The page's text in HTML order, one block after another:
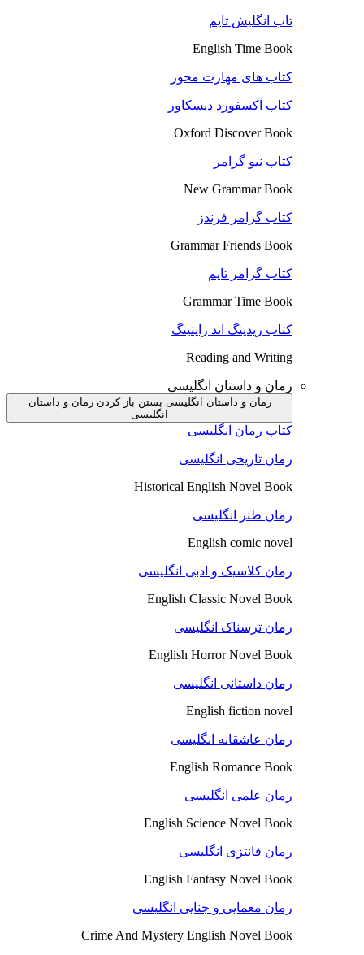
تاب انگلیش تایم
English Time Book
کتاب های مهارت محور
کتاب آکسفورد دیسکاور
Oxford Discover Book
کتاب نیو گرامر
New Grammar Book
کتاب گرامر فرندز
Grammar Friends Book
کتاب گرامر تایم
Grammar Time Book
کتاب ریدینگ اند رایتینگ
Reading and Writing
رمان و داستان انگلیسی
رمان و داستان انگلیسی بستن باز کردن رمان و داستان
انگلیسی
کتاب رمان انگلیسی
رمان تاریخی انگلیسی
Historical English Novel Book
رمان طنز انگلیسی
English comic novel
رمان کلاسیک و ادبی انگلیسی
English Classic Novel Book
رمان ترسناک انگلیسی
English Horror Novel Book
رمان داستانی انگلیسی
English fiction novel
رمان عاشقانه انگلیسی
English Romance Book
رمان علمی انگلیسی
English Science Novel Book
رمان فانتزی انگلیسی
English Fantasy Novel Book
رمان معمایی و جنایی انگلیسی
Crime And Mystery English Novel Book